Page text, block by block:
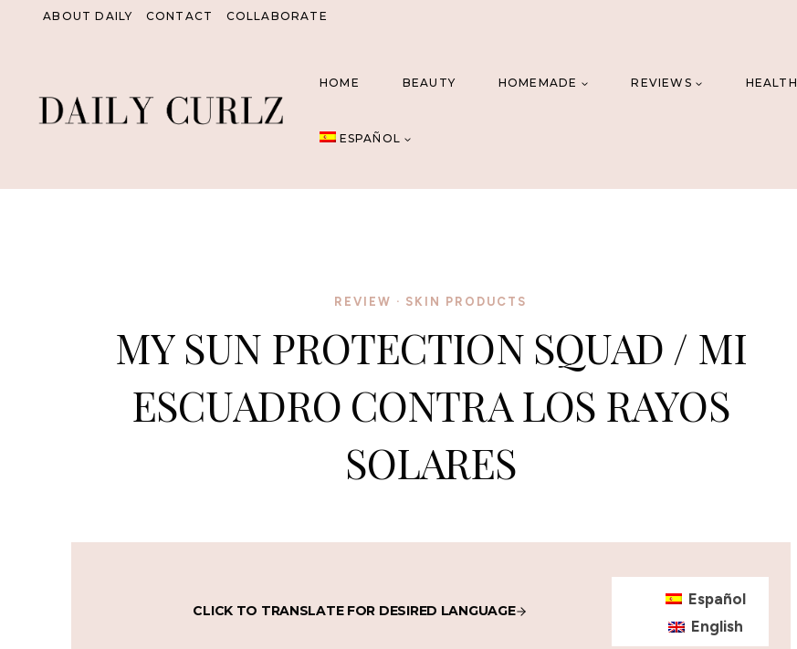
ABOUT DAILY CONTACT COLLABORATE
HOME BEAUTY HOMEMADE REVIEWS HEALTH
ESPAÑOL
REVIEW · SKIN PRODUCTS
MY SUN PROTECTION SQUAD / MI
ESCUADRO CONTRA LOS RAYOS
SOLARES
CLICK TO TRANSLATE FOR DESIRED LANGUAGE
Español
English